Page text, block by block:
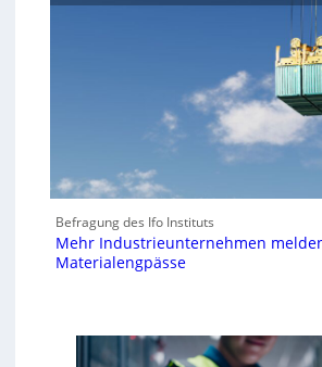
Befragung des Ifo Instituts
Mehr Industrieunternehmen
Materialengpässe